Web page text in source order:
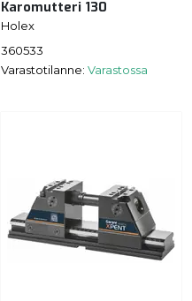
Karomutteri 130
Holex
360533
Varastotilanne: Varastossa